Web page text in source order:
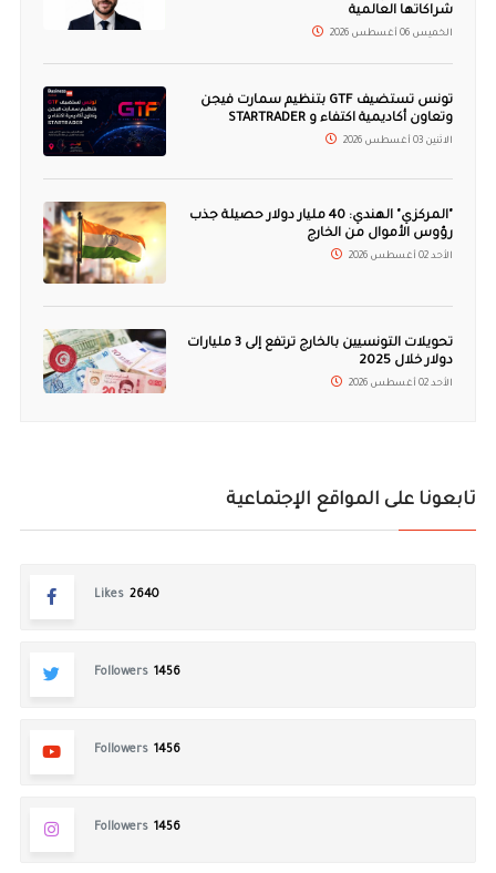
شراكاتها العالمية
الخميس 06 أغسطس 2026
تونس تستضيف GTF بتنظيم سمارت فيجن
وتعاون أكاديمية اكتفاء و STARTRADER
الاثنين 03 أغسطس 2026
"المركزي" الهندي: 40 مليار دولار حصيلة جذب
رؤوس الأموال من الخارج
الأحد 02 أغسطس 2026
تحويلات التونسيين بالخارج ترتفع إلى 3 مليارات
دولار خلال 2025
الأحد 02 أغسطس 2026
تابعونا على المواقع الإجتماعية
Likes 2640
Followers 1456
Followers 1456
Followers 1456